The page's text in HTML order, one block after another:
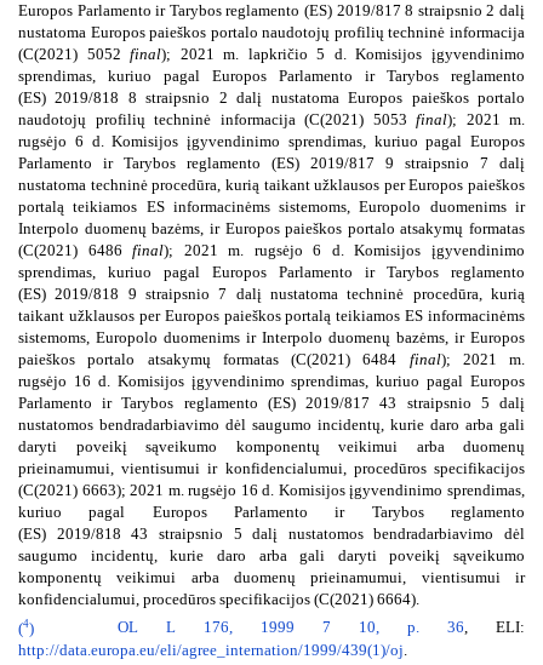
Europos Parlamento ir Tarybos reglamento (ES) 2019/817 8 straipsnio 2 dalį
nustatoma Europos paieškos portalo naudotojų profilių techninė informacija
(C(2021) 5052final); 2021 m. lapkričio 5 d. Komisijos įgyvendinimo
sprendimas, kuriuo pagal Europos Parlamento ir Tarybos reglamento
(ES) 2019/818 8 straipsnio 2 dalį nustatoma Europos paieškos portalo
naudotojų profilių techninė informacija (C(2021) 5053 final); 2021 m.
rugsėjo 6 d. Komisijos įgyvendinimo sprendimas, kuriuo pagal Europos
Parlamento ir Tarybos reglamento (ES) 2019/817 9 straipsnio 7 dalį
nustatoma techninė procedūra, kurią taikant užklausos per Europos paieškos
portalą teikiamos ES informacinėms sistemoms, Europolo duomenims ir
Interpolo duomenų bazėms, ir Europos paieškos portalo atsakymų formatas
(C(2021) 6486final); 2021 m. rugsėjo 6 d. Komisijos įgyvendinimo
sprendimas, kuriuo pagal Europos Parlamento ir Tarybos reglamento
(ES) 2019/818 9 straipsnio 7 dalį nustatoma techninė procedūra, kurią
taikant užklausos per Europos paieškos portalą teikiamos ES informacinėms
sistemoms, Europolo duomenims ir Interpolo duomenų bazėms, ir Europos
paieškos portalo atsakymų formatas (C(2021) 6484 final); 2021 m.
rugsėjo 16 d. Komisijos įgyvendinimo sprendimas, kuriuo pagal Europos
Parlamento ir Tarybos reglamento (ES) 2019/817 43 straipsnio 5 dalį
nustatomos bendradarbiavimo dėl saugumo incidentų, kurie daro arba gali
daryti poveikį sąveikumo komponentų veikimui arba duomenų
prieinamumui, vientisumui ir konfidencialumui, procedūros specifikacijos
(C(2021) 6663); 2021 m. rugsėjo 16 d. Komisijos įgyvendinimo sprendimas,
kuriuo pagal Europos Parlamento ir Tarybos reglamento
(ES) 2019/818 43 straipsnio 5 dalį nustatomos bendradarbiavimo dėl
saugumo incidentų, kurie daro arba gali daryti poveikį sąveikumo
komponentų veikimui arba duomenų prieinamumui, vientisumui ir
konfidencialumui, procedūros specifikacijos (C(2021) 6664).
(4) OL L 176, 1999 7 10, p. 36, ELI:
http://data.europa.eu/eli/agree_internation/1999/439(1)/oj